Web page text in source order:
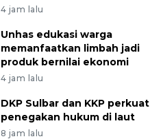
4 jam lalu
Unhas edukasi warga
memanfaatkan limbah jadi
produk bernilai ekonomi
4 jam lalu
DKP Sulbar dan KKP perkuat
penegakan hukum di laut
8 jam lalu